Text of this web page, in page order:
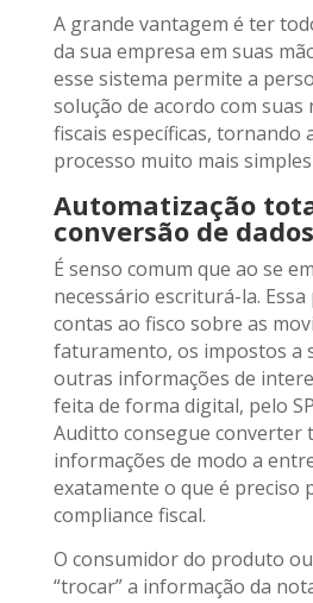
A grande vantagem é ter
da sua empresa em suas
esse sistema permite a
solução de acordo com suas
fiscais específicas, tornando
processo muito mais
Automatização
conversão de dados
É senso comum que ao se
necessário escriturá-la.
contas ao fisco sobre as
faturamento, os impostos a
outras informações de
feita de forma digital, pelo
Auditto consegue converter
informações de modo a
exatamente o que é preciso
compliance fiscal.
O consumidor do produto
“trocar” a informação da